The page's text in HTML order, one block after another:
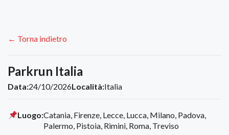
← Torna indietro
Parkrun Italia
Data:24/10/2026Località:Italia
Luogo:Catania, Firenze, Lecce, Lucca, Milano, Padova,
Palermo, Pistoia, Rimini, Roma, Treviso